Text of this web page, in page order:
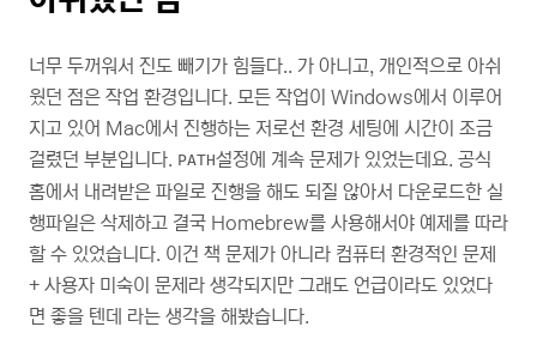
너무 두꺼워서 진도 빼기가 힘들다.. 가 아니고, 개인적으로 아쉬
웠던 점은 작업 환경입니다. 모든 작업이 Windows에서 이루어
지고 있어 Mac에서 진행하는 저로선 환경 세팅에 시간이 조금
걸렸던 부분입니다. PATH설정에 계속 문제가 있었는데요. 공식
홈에서 내려받은 파일로 진행을 해도 되질 않아서 다운로드한 실
행파일은 삭제하고 결국 Homebrew를 사용해서야 예제를 따라
할 수 있었습니다. 이건 책 문제가 아니라 컴퓨터 환경적인 문제
+ 사용자 미숙이 문제라 생각되지만 그래도 언급이라도 있었다
면 좋을 텐데 라는 생각을 해봤습니다.